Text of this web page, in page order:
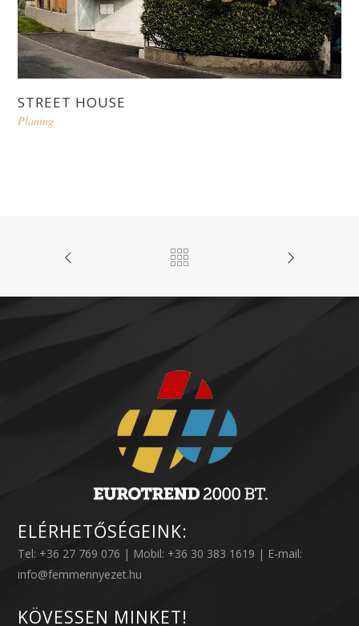
STREET HOUSE
Planing
ELÉRHETŐSÉGEINK:
Tel: +36 27 769 076 | Mobil: +36 30 383 1619 | E-mail:
info@femmennyezet.hu
KÖVESSEN MINKET!